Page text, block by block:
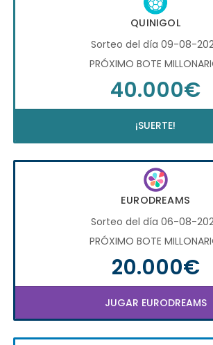
QUINIGOL
Sorteo del día 09-08-
PRÓXIMO BOTE
40.000€
¡SUERTE!
EURODREAMS
Sorteo del día 06-08-
PRÓXIMO BOTE
20.000€
JUGAR EURODREAMS